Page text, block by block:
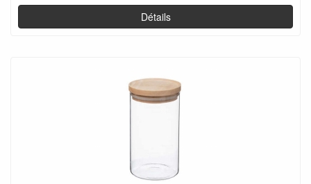
Détails